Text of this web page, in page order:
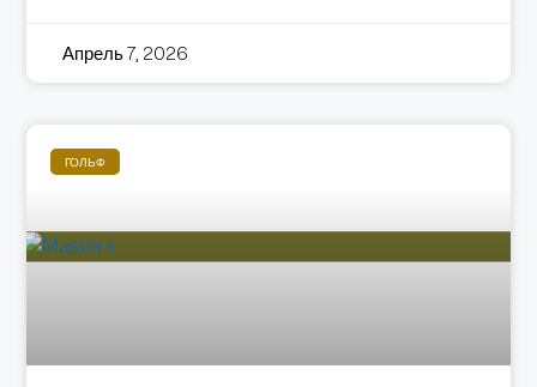
Апрель 7, 2026
ГОЛЬФ